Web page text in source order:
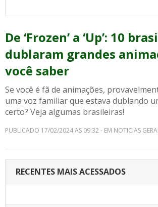
De ‘Frozen’ a ‘Up’: 10
dublaram grandes
você saber
Se você é fã de animações,
uma voz familiar que estava dublando
certo? Veja algumas brasileiras!
PUBLICADO 17/02/2024 AS 09:32 - EM NOTICIAS
RECENTES MAIS ACESSADOS